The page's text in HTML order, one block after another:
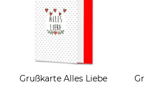
Grußkarte Alles Liebe